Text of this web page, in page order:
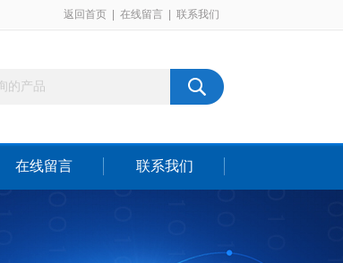
返回首页 在线留言 联系我们
在线留言 联系我们